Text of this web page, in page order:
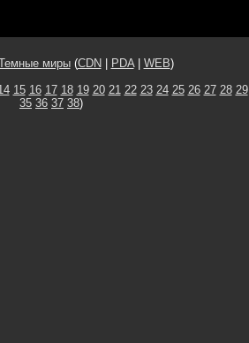
миры(CDN PDA| WEB)
15 16 17 18 19 20 21 22 23 24 25 26 27 28 29
35 36 37 38)